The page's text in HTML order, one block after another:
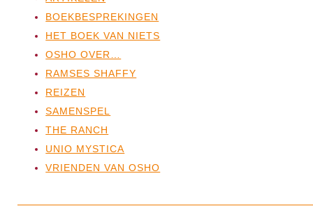
BOEKBESPREKINGEN
HET BOEK VAN NIETS
OSHO OVER…
RAMSES SHAFFY
REIZEN
SAMENSPEL
THE RANCH
UNIO MYSTICA
VRIENDEN VAN OSHO